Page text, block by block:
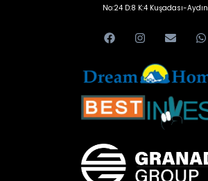
No:24 D:8 K:4 Kuşadası-Aydın